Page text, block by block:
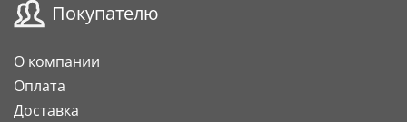
Покупателю
О компании
Оплата
Доставка